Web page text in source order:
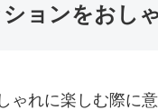
ョンをおし
ゃれに楽しむ際に